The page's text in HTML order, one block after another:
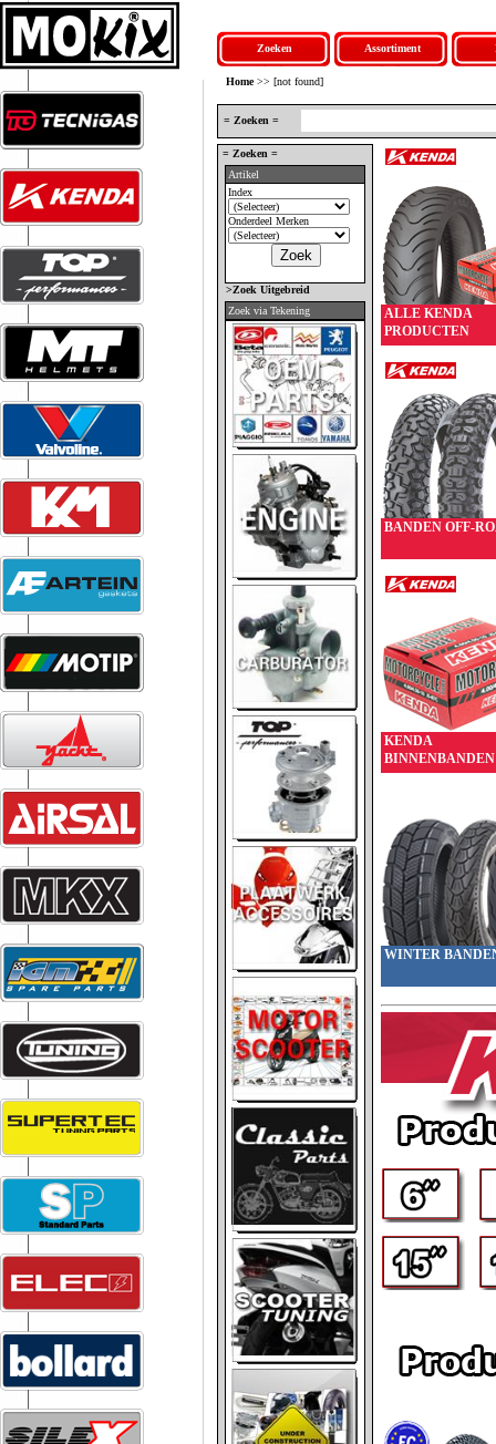
Zoeken Assortiment
Home>> [not found]
= Zoeken =
= Zoeken =
Artikel
Index
Onderdeel Merken
>Zoek Uitgebreid
Zoek via Tekening
ALLE KENDA
PRODUCTEN
BANDEN OFF-
KENDA
BINNENBANDEN
WINTER